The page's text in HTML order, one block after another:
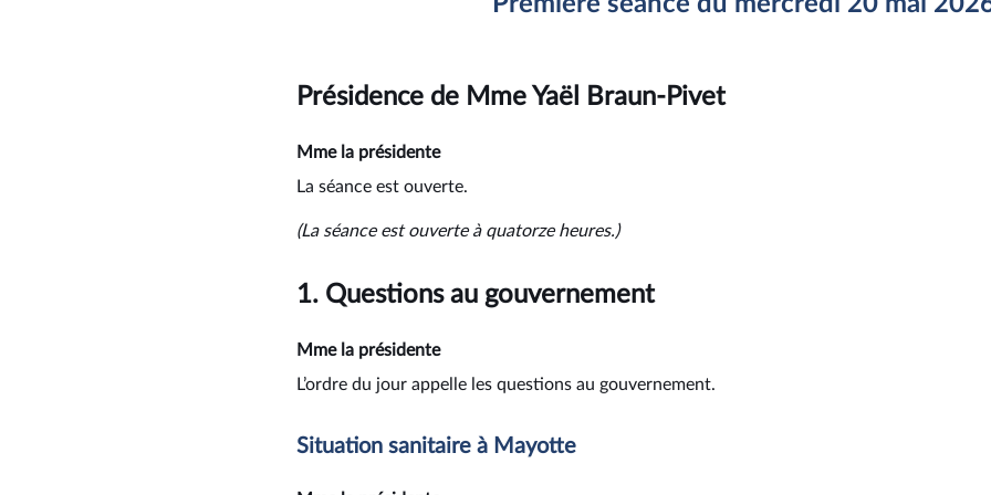
Présidence de Mme Yaël Braun-Pivet
Mme la présidente
La séance est ouverte.
(La séance est ouverte à quatorze heures.)
1. Questions au gouvernement
Mme la présidente
L’ordre du jour appelle les questions au gouvernement.
Situation sanitaire à Mayotte